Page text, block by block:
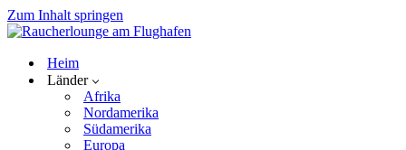
Zum Inhalt springen
Heim
Länder
Afrika
Nordamerika
Südamerika
Europa